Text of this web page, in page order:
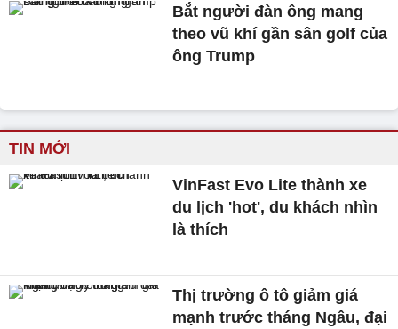
Bắt người đàn ông mang
theo vũ khí gần sân golf của
ông Trump
TIN MỚI
VinFast Evo Lite thành xe
du lịch 'hot', du khách nhìn
là thích
Thị trường ô tô giảm giá
mạnh trước tháng Ngâu, đại